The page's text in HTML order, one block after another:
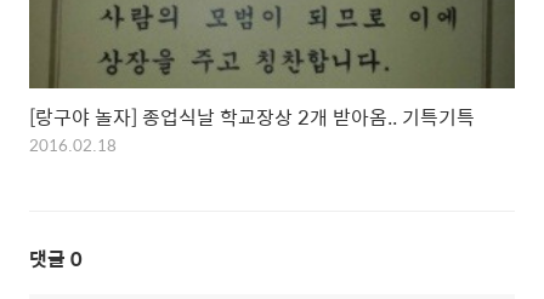
[랑구야 놀자] 종업식날 학교장상 2개 받아옴.. 기특기특
2016.02.18
댓글 0